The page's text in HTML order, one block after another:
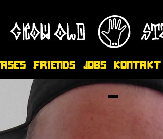
Friends Jobs Kontakt